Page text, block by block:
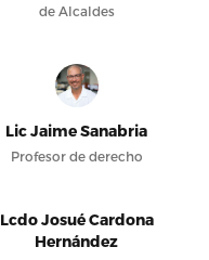
de Alcaldes
Lic Jaime Sanabria
Profesor de derecho
Lcdo Josué Cardona
Hernández